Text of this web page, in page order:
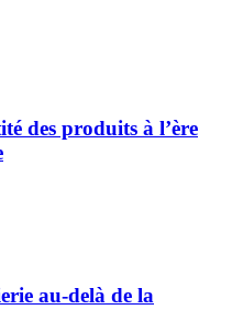
des produits à l’ère
au-delà de la